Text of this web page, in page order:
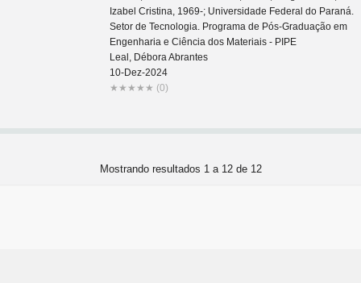
Izabel Cristina, 1969-; Universidade Federal do Paraná.
Setor de Tecnologia. Programa de Pós-Graduação em
Engenharia e Ciência dos Materiais - PIPE
Leal, Débora Abrantes
10-Dez-2024
★ ★ ★ ★ ★ (0)
Mostrando resultados 1 a 12 de 12